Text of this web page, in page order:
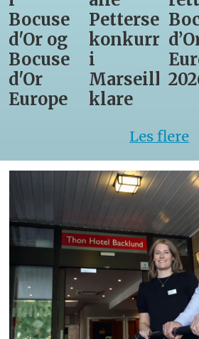
Bocuse
d'Or og
Bocuse
d'Or
Europe
Pettersens
i
Marseille
klare
Les flere